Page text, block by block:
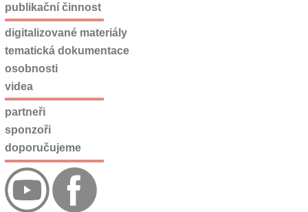
publikační činnost
digitalizované materiály
tematická dokumentace
osobnosti
videa
partneři
sponzoři
doporučujeme